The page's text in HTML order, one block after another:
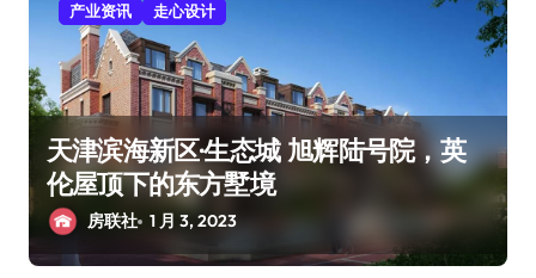
产业资讯 走心设计
天津滨海新区·生态城 旭辉陆号院，英
伦屋顶下的东方墅境
房联社 1 月 3, 2023